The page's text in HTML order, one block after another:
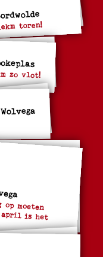
toren!
zo vlot!
moeten
april is het